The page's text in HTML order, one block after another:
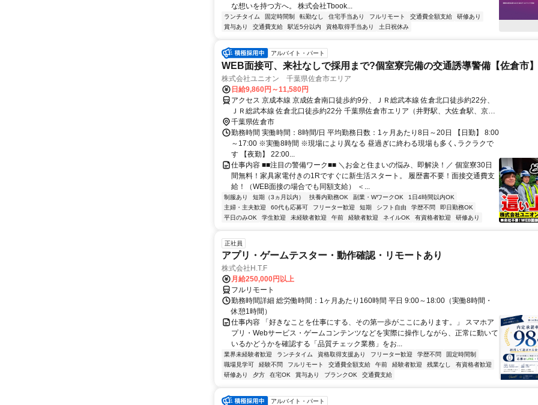
な想いを持つ方へ。 株式会社Tbook...
ランチタイム 固定時間制 転勤なし 住宅手当あり フルリモート 交通費全額支給
研修あり
賞与あり
交通費支給 駅近5分以内 資格取得手当あり 土日祝休み
アルバイト・パート
WEB面接可、来社なしで採用まで?個室寮完備の交通誘導警備【佐倉市】
株式会社ユニオン 千葉県佐倉市エリア
日給9,860円～11,580円
アクセス 京成本線 京成佐倉南口徒歩約9分、ＪＲ総武本線 佐倉北口徒歩約22分、
ＪＲ総武本線 佐倉北口徒歩約22分 千葉県佐倉市エリア（井野駅、大佐倉駅、京成
臼井駅、京成佐倉駅、公園駅、佐倉駅、志津駅、女子大駅等）
千葉県佐倉市
勤務時間 実働時間：8時間/日 平均勤務日数：1ヶ月あたり8日～20日 【日勤】 8:00
～17:00 ※実働8時間 ※現場により異なる 昼過ぎに終わる現場も多く､ラクラクで
す 【夜勤】 22:00...
仕事内容 ■■注目の警備ワーク■■ ＼お金と住まいの悩み、即解決！／ 個室寮30日
間無料！家具家電付きの1Rですぐに新生活スタート。 履歴書不要！面接交通費支
給！（WEB面接の場合でも同額支給） ＜...
制服あり 短期（3ヵ月以内） 扶養内勤務OK 副業・WワークOK
1日4時間以内OK
主婦・主夫歓迎
60代も応募可 フリーター歓迎 短期 シフト自由 学歴不問
即日勤務OK
平日のみOK
学生歓迎 未経験者歓迎 午前 経験者歓迎 ネイルOK 有資格者歓迎 研修あり
正社員
アプリ・ゲームテスター・動作確認・リモートあり
株式会社H.T.F
月給250,000円以上
フルリモート
勤務時間詳細 総労働時間：1ヶ月あたり160時間 平日 9:00～18:00（実働8時間・
休憩1時間）
仕事内容 「好きなことを仕事にする、その第一歩がここにあります。」 スマホア
プリ・Webサービス・ゲームコンテンツなどを実際に操作しながら、正常に動いて
いるかどうかを確認する「品質チェック業務」をお...
業界未経験者歓迎 ランチタイム 資格取得支援あり フリーター歓迎 学歴不問
固定時間制
職場見学可
経験不問 フルリモート 交通費全額支給 午前 経験者歓迎 残業なし
有資格者歓迎
研修あり
夕方 在宅OK 賞与あり ブランクOK 交通費支給
アルバイト・パート